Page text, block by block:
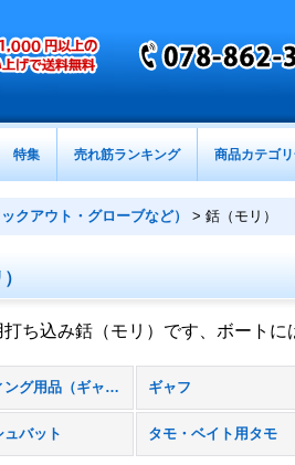
特集 売れ筋ランキング 商品カテゴ
クアウト・グローブなど） > 銛（モリ）
打ち込み銛（モリ）です、ボート
ランディング用品（ギャフ・銛・フックアウト・グローブなど） (全商品) ギャフ
ュバット タモ・ベイト用タモ